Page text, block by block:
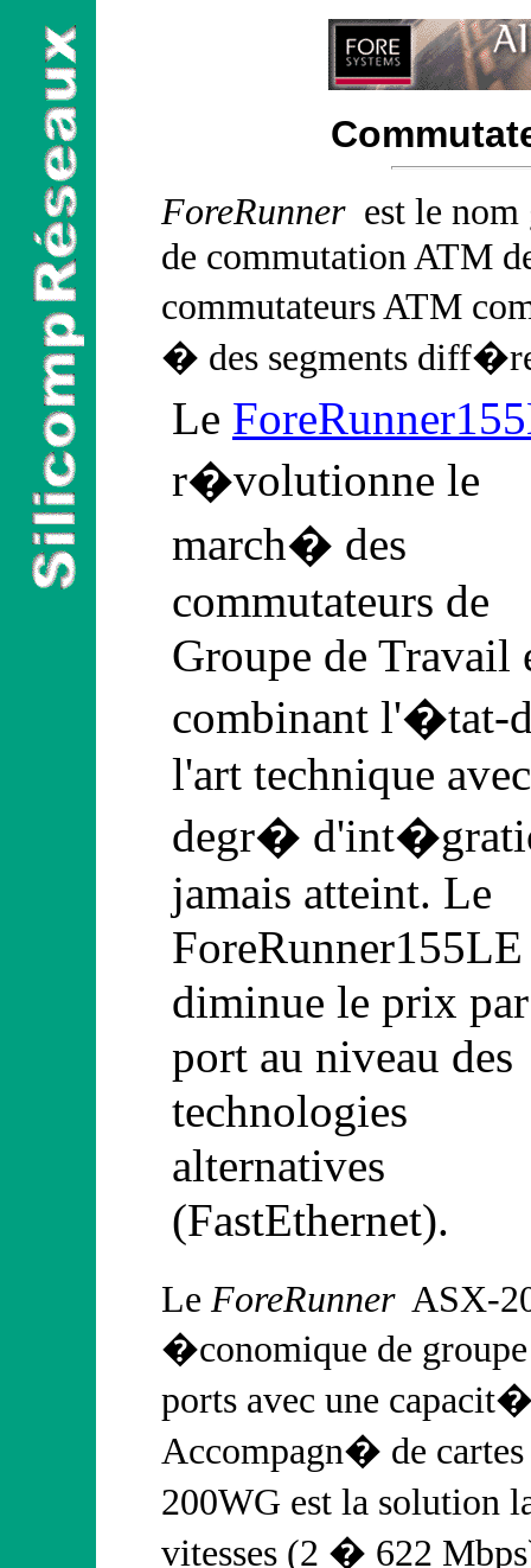
ForeRunnerest le nom
de commutation ATM
commutateurs ATM
� des segments
Le
r�volutionne le
march� des
commutateurs de
Groupe de Travail
combinant l'�tat-
l'art technique
degr�
jamais atteint. Le
ForeRunner155LE
diminue le prix par
port au niveau des
technologies
alternatives
(FastEthernet).
Le ForeRunner ASX-
�conomique de
ports avec une
Accompagn� de
200WG est la solution
vitesses (2 � 622